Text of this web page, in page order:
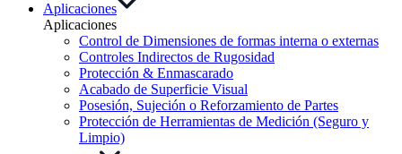
Aplicaciones
Aplicaciones
Control de Dimensiones de formas interna o externas
Controles Indirectos de Rugosidad
Protección & Enmascarado
Acabado de Superficie Visual
Posesión, Sujeción o Reforzamiento de Partes
Protección de Herramientas de Medición (Seguro y
Limpio)